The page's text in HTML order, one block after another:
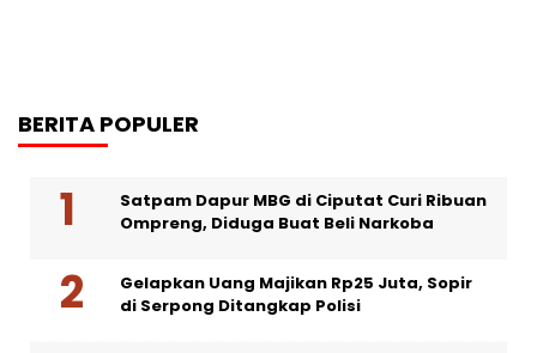
BERITA POPULER
Satpam Dapur MBG di Ciputat Curi Ribuan
Ompreng, Diduga Buat Beli Narkoba
Gelapkan Uang Majikan Rp25 Juta, Sopir
di Serpong Ditangkap Polisi